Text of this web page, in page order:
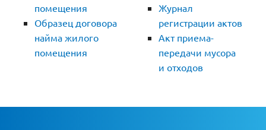
помещения
Образец договора
найма жилого
помещения
Журнал
регистрации актов
Акт приема-
передачи мусора
и отходов